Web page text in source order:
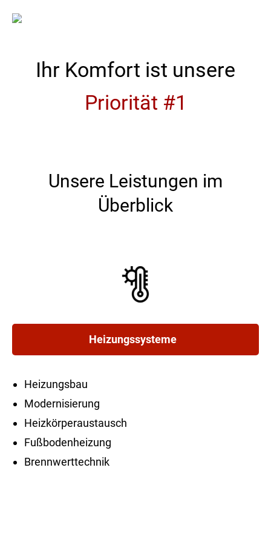
in
Ihr Komfort ist unsere
Priorität #1
Unsere Leistungen im
Überblick
Heizungssysteme
Heizungsbau
Modernisierung
Heizkörperaustausch
Fußbodenheizung
Brennwerttechnik